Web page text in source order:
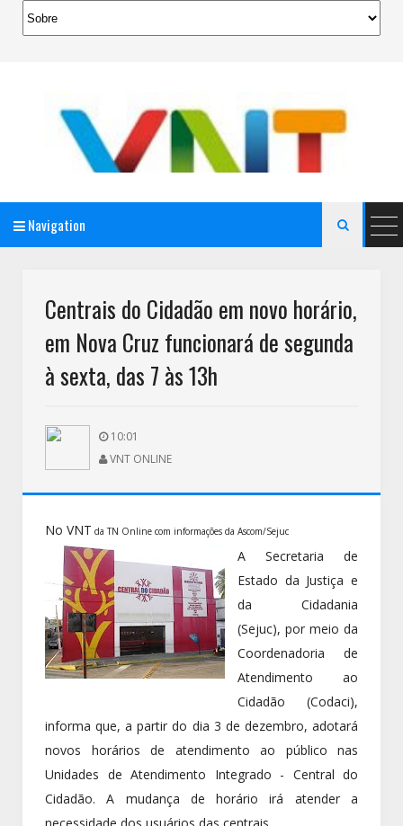
Navigation 
Centrais do Cidadão em novo horário,
em Nova Cruz funcionará de segunda
à sexta, das 7 às 13h
10:01
VNT ONLINE
No VNT da TN Online com informações da Ascom/Sejuc
A Secretaria de
Estado da Justiça e
da Cidadania
(Sejuc), por meio da
Coordenadoria de
Atendimento ao
Cidadão (Codaci),
informa que, a partir do dia 3 de dezembro, adotará
novos horários de atendimento ao público nas
Unidades de Atendimento Integrado - Central do
Cidadão. A mudança de horário irá atender a